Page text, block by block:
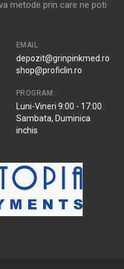
metode prin care ne poti
EMAIL
depozit@grinpinkmed.ro
shop@proficlin.ro
PROGRAM:
Luni-Vineri 9:00 - 17:00
Sambata, Duminica
inchis